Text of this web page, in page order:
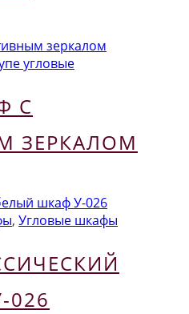
угловые
С
ЗЕРКАЛОМ
, Угловые шкафы